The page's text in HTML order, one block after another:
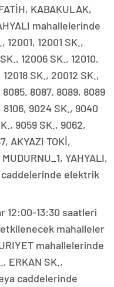
KABAKULAK,
mahallelerinde
12001, 12001 SK.,
12006 SK., 12010,
12018 SK., 20012 SK.,
8087, 8089, 8089
9024 SK., 9040
9059 SK., 9062,
AKYAZI TOKİ,
YAHYALI,
caddelerinde elektrik
12:00-13:30 saatleri
mahalleler
mahallelerinde
ERKAN SK.,
caddelerinde